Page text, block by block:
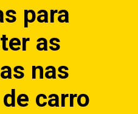
para
as
nas
carro